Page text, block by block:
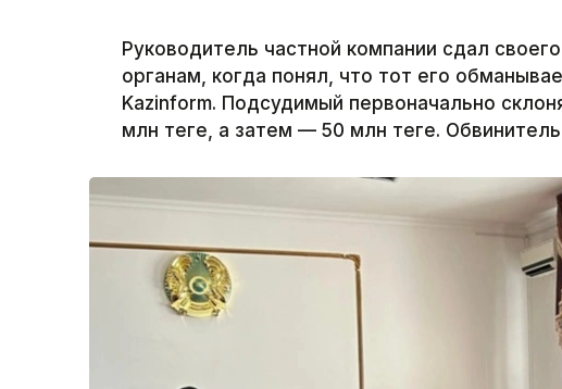
Руководитель частной компании сдал
органам, когда понял, что тот его
Kazinform. Подсудимый первоначально
млн теңге, а затем — 50 млн теңге.